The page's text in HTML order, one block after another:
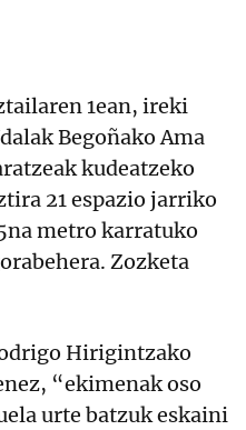
1ean, ireki
Begoñako Ama
kudeatzeko
21 espazio jarriko
metro karratuko
Zozketa
Hirigintzako
“ekimenak oso
urte batzuk eskaini